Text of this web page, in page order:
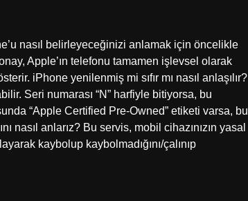
nasıl belirleyeceğinizi anlamak için öncelikle
Apple’ın telefonu tamamen işlevsel olarak
iPhone yenilenmiş mi sıfır mı nasıl anlaşılır?
Seri numarası “N” harfiyle bitiyorsa, bu
“Apple Certified Pre-Owned” etiketi varsa, bu
anlarız? Bu servis, mobil cihazınızın yasal
kaybolup kaybolmadığını/çalınıp